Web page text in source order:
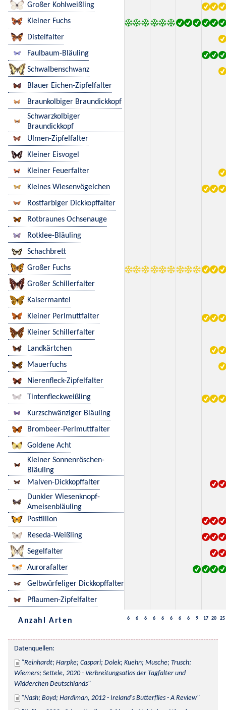
Großer Kohlweißling
Kleiner Fuchs
Distelfalter
Faulbaum-Bläuling
Schwalbenschwanz
Blauer Eichen-Zipfelfalter
Braunkolbiger Braundickkopf
Schwarzkolbiger
Braundickkopf
Ulmen-Zipfelfalter
Kleiner Eisvogel
Kleiner Feuerfalter
Kleines Wiesenvögelchen
Rostfarbiger Dickkopffalter
Rotbraunes Ochsenauge
Rotklee-Bläuling
Schachbrett
Großer Fuchs
Großer Schillerfalter
Kaisermantel
Kleiner Perlmuttfalter
Kleiner Schillerfalter
Landkärtchen
Mauerfuchs
Nierenfleck-Zipfelfalter
Tintenfleckweißling
Kurzschwänziger Bläuling
Brombeer-Perlmuttfalter
Goldene Acht
Kleiner Sonnenröschen-
Bläuling
Malven-Dickkopffalter
Dunkler Wiesenknopf-
Ameisenbläuling
Postillion
Reseda-Weißling
Segelfalter
Aurorafalter
Gelbwürfeliger Dickkopffalter
Pflaumen-Zipfelfalter
Anzahl Arten 6 6 6 6 6 6 6 6 9 17 20 25
Datenquellen:
Reinhardt; Harpke; Caspari; Dolek; Kuehn; Musche; Trusch;
Wiemers; Settele, 2020 - Verbreitungsatlas der Tagfalter und
Widderchen Deutschlands
Nash; Boyd; Hardiman, 2012 - Ireland's Butterflies - A Review